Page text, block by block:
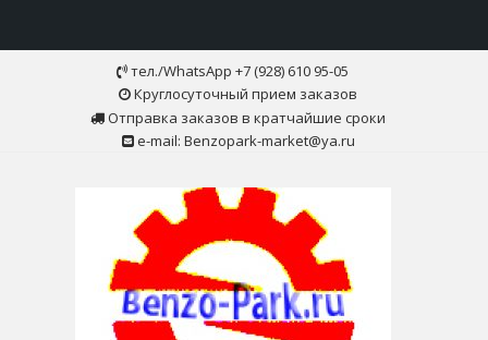
тел./WhatsApp +7 (928) 610 95-05
Круглосуточный прием заказов
Отправка заказов в кратчайшие сроки
e-mail: Benzopark-market@ya.ru